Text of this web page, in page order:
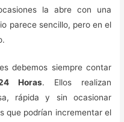
la abre con una
parece sencillo, pero en el
debemos siempre contar
Horas. Ellos realizan
rápida y sin ocasionar
que podrían incrementar el